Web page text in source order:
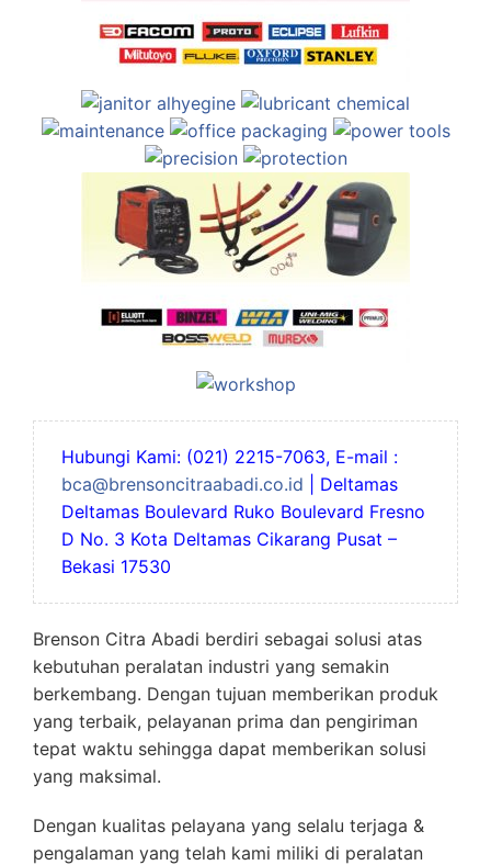
Hubungi Kami: (021) 2215-7063, E-mail :
bca@brensoncitraabadi.co.id | Deltamas
Deltamas Boulevard Ruko Boulevard Fresno
D No. 3 Kota Deltamas Cikarang Pusat –
Bekasi 17530
Brenson Citra Abadi berdiri sebagai solusi atas
kebutuhan peralatan industri yang semakin
berkembang. Dengan tujuan memberikan produk
yang terbaik, pelayanan prima dan pengiriman
tepat waktu sehingga dapat memberikan solusi
yang maksimal.
Dengan kualitas pelayana yang selalu terjaga &
pengalaman yang telah kami miliki di peralatan